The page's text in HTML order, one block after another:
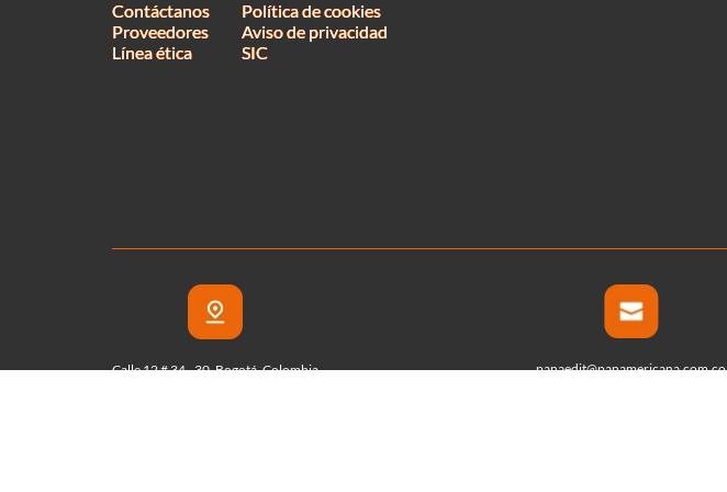
Contáctanos
Proveedores
Línea ética
Política de cookies
Aviso de privacidad
SIC
Calle 12 # 34 - 30, Bogotá, Colombia panaedit@panamericana.com.co